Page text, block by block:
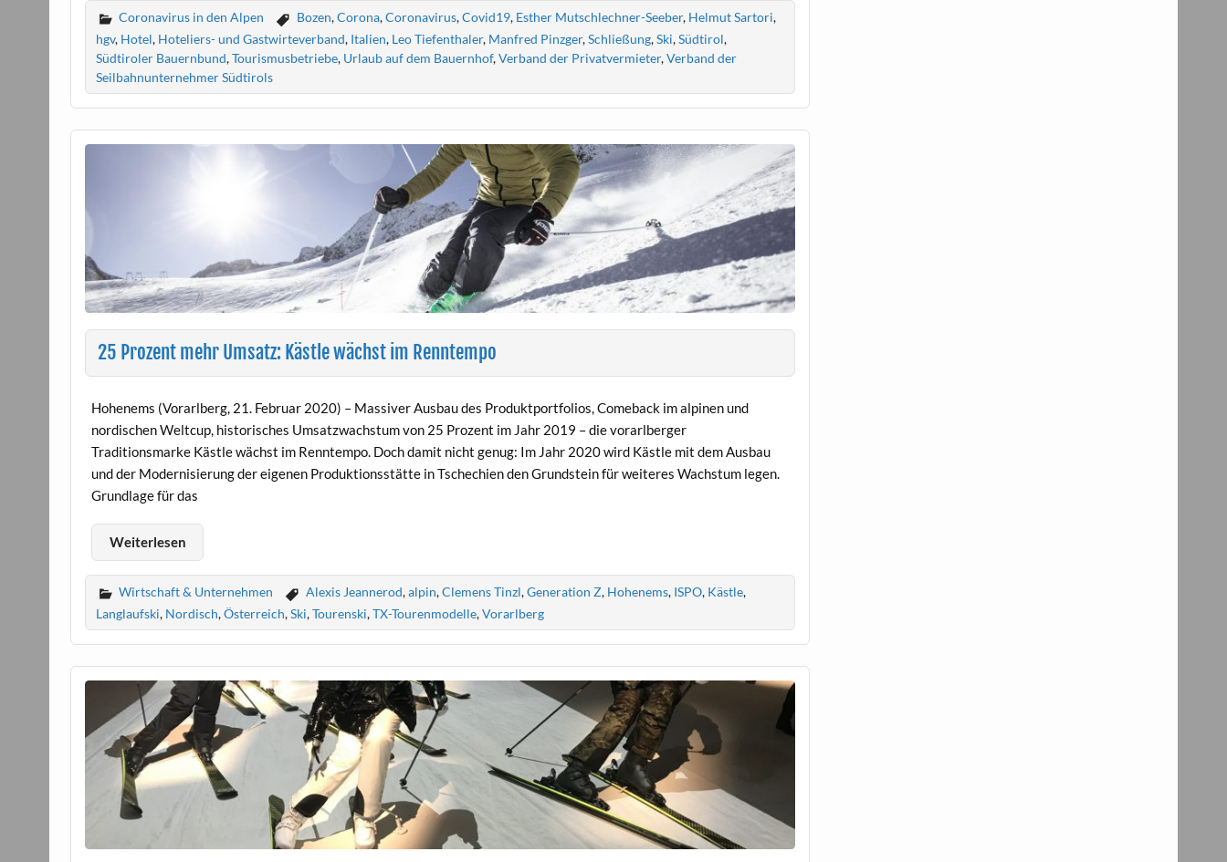
Coronavirus in den Alpen Bozen,Corona,Coronavirus,Covid19, Esther Mutschlechner-Seeber, Helmut Sartori,
hgv, Hotel, Hoteliers- und Gastwirteverband, Italien, Leo Tiefenthaler, Manfred Pinzger,Schließung,Ski,Südtirol,
Südtiroler Bauernbund,Tourismusbetriebe, Urlaub auf dem Bauernhof,Verband der Privatvermieter,Verband der
Seilbahnunternehmer Südtirols
25 Prozent mehr Umsatz: Kästle wächst im Renntempo
Hohenems (Vorarlberg, 21. Februar 2020) – Massiver Ausbau des Produktportfolios, Comeback im alpinen und
nordischen Weltcup, historisches Umsatzwachstum von 25 Prozent im Jahr 2019 – die vorarlberger
Traditionsmarke Kästle wächst im Renntempo. Doch damit nicht genug: Im Jahr 2020 wird Kästle mit dem Ausbau
und der Modernisierung der eigenen Produktionsstätte in Tschechien den Grundstein für weiteres Wachstum legen.
Grundlage für das
Weiterlesen
Wirtschaft & Unternehmen Alexis Jeannerod,alpin,Clemens Tinzl,Generation Z, Hohenems, ISPO, Kästle,
Langlaufski, Nordisch,Österreich,Ski,Tourenski,TX-Tourenmodelle,Vorarlberg